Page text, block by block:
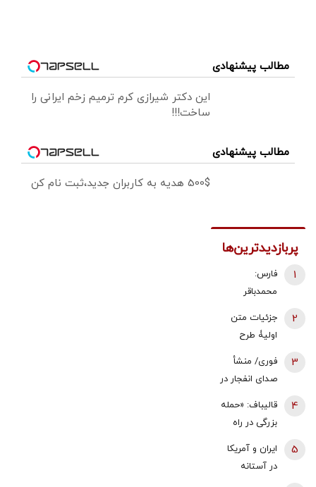
مطالب پیشنهادی
این دکتر شیرازی کرم ترمیم زخم ایرانی را
ساخت!!!
مطالب پیشنهادی
500$ هدیه به کاربران جدید،ثبت نام کن
پربازدیدترین‌ها
فارس:
محمدباقر
داد/ محسن
رضایی دبیر
شورای عالی
امنیت ملی شد
1
جزئیات متن
اولیۀ طرح
مدیریت تنگه
هرمز منتشر
شد
2
فوری/ منشأ
صدای انفجار در
شد/ مقابه با
اهداف دشمن
در ورودی تنگه
هرمز
3
قالیباف: «حمله
بزرگی در راه
کنید، نه، آن‌ها
می‌خواهند
4
ایران و آمریکا
در آستانه
5